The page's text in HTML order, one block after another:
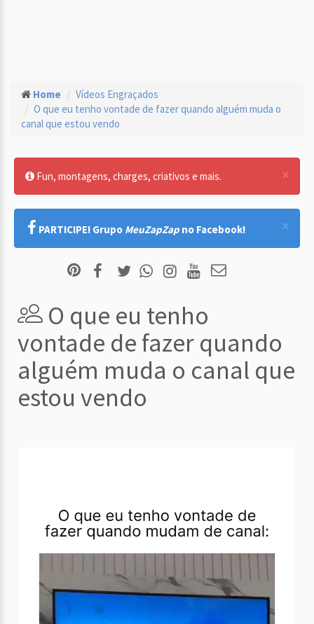
Home
Vídeos Engraçados
O que eu tenho vontade de fazer quando alguém muda o
canal que estou vendo
×
Fun, montagens, charges, criativos e mais.
×
PARTICIPE! Grupo MeuZapZap no Facebook!
O que eu tenho
vontade de fazer quando
alguém muda o canal que
estou vendo